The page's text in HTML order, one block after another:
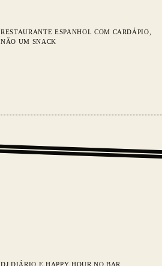
RESTAURANTE ESPANHOL COM CARDÁPIO,
NÃO UM SNACK
DJ DIÁRIO E HAPPY HOUR NO BAR